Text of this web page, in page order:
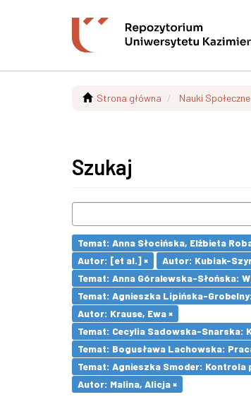
Strona główna Nauki Społeczne
Szukaj
Temat: Anna Słocińska, Elżbieta
Autor: [et al.] ×
Autor: Kubiak-
Temat: Anna Góralewska-Słońska:
Temat: Agnieszka Lipińska-
Autor: Krause, Ewa ×
Temat: Cecylia Sadowska-Snarska:
Temat: Bogusława Lachowska:
Temat: Agnieszka Smoder:
Autor: Malina, Alicja ×